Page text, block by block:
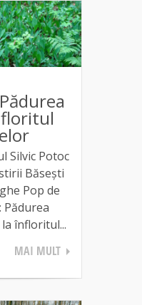
Silvic Potoc
Băseşti
Pop de
Pădurea
înfloritul...
MAI MULT